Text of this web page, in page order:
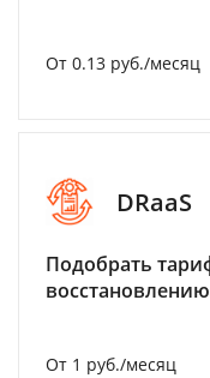
От 0.13 руб./месяц
DRaaS
Подобрать
От 1 руб./месяц